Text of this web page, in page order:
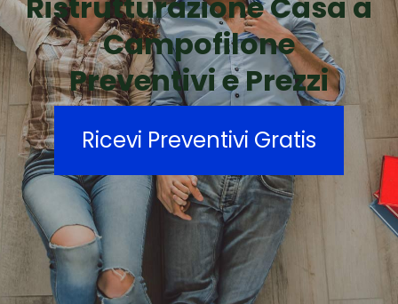
Campofilone
Preventivi e Prezzi
Ricevi Preventivi Gratis